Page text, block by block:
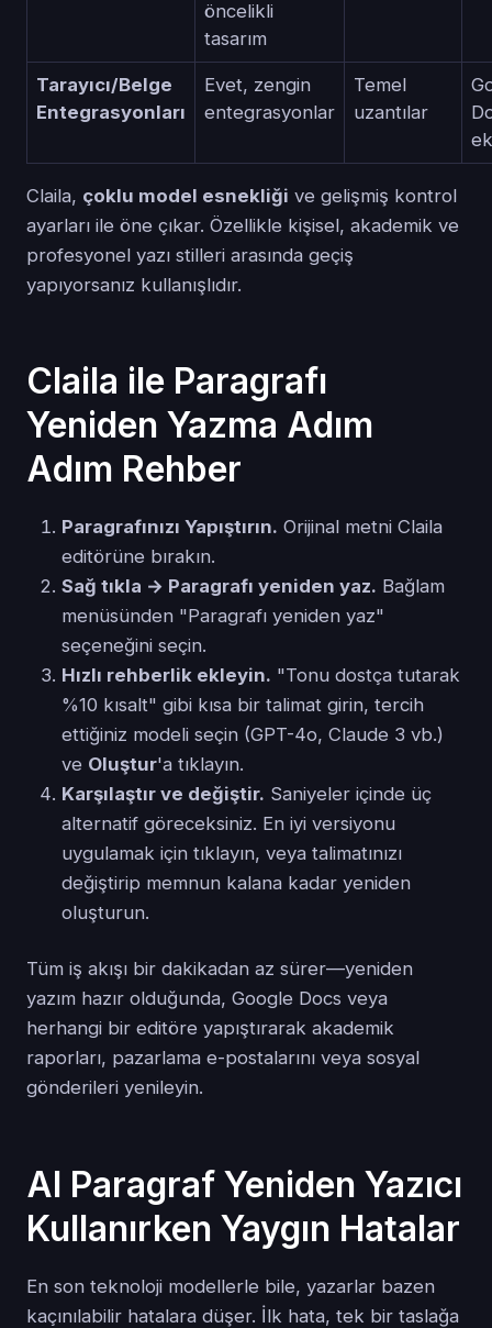
öncelikli
tasarım
Tarayıcı/Belge
Entegrasyonları
Evet, zengin
entegrasyonlar
Temel
uzantılar
Claila, çoklu model esnekliği ve gelişmiş kontrol
ayarları ile öne çıkar. Özellikle kişisel, akademik ve
profesyonel yazı stilleri arasında geçiş
yapıyorsanız kullanışlıdır.
Claila ile Paragrafı
Yeniden Yazma Adım
Adım Rehber
Paragrafınızı Yapıştırın. Orijinal metni Claila
editörüne bırakın.
Sağ tıkla → Paragrafı yeniden yaz. Bağlam
menüsünden "Paragrafı yeniden yaz"
seçeneğini seçin.
Hızlı rehberlik ekleyin. "Tonu dostça tutarak
%10 kısalt" gibi kısa bir talimat girin, tercih
ettiğiniz modeli seçin (GPT-4o, Claude 3 vb.)
ve Oluştur'a tıklayın.
Karşılaştır ve değiştir. Saniyeler içinde üç
alternatif göreceksiniz. En iyi versiyonu
uygulamak için tıklayın, veya talimatınızı
değiştirip memnun kalana kadar yeniden
oluşturun.
Tüm iş akışı bir dakikadan az sürer—yeniden
yazım hazır olduğunda, Google Docs veya
herhangi bir editöre yapıştırarak akademik
raporları, pazarlama e-postalarını veya sosyal
gönderileri yenileyin.
AI Paragraf Yeniden Yazıcı
Kullanırken Yaygın Hatalar
En son teknoloji modellerle bile, yazarlar bazen
kaçınılabilir hatalara düşer. İlk hata, tek bir taslağa